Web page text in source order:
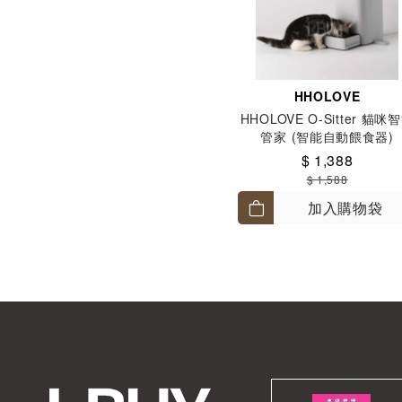
HHOLOVE
HHOLOVE O-Sitter 貓咪
管家 (智能自動餵食器)
$ 1,388
$ 1,588
加入購物袋